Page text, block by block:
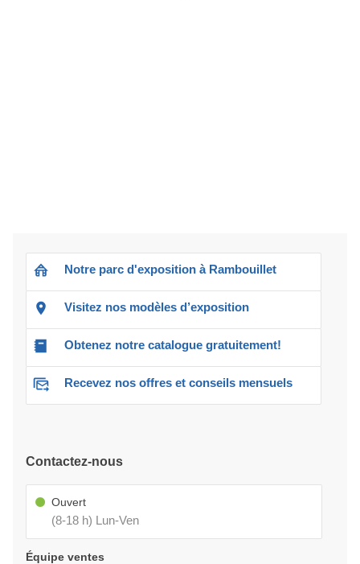
Notre parc d'exposition à Rambouillet
Visitez nos modèles d’exposition
Obtenez notre catalogue gratuitement!
Recevez nos offres et conseils mensuels
Contactez-nous
Ouvert
(8-18 h) Lun-Ven
Équipe ventes